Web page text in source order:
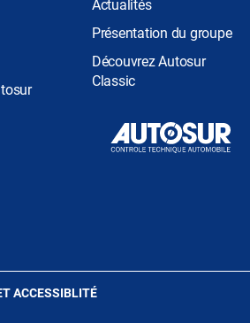
Actualités
Présentation du groupe
Découvrez Autosur
Classic
ACCESSIBLITÉ(OUVRE